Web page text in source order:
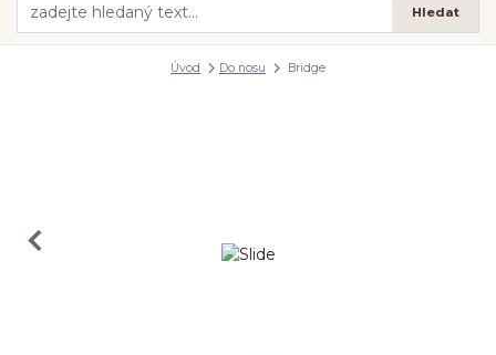
Hledat
Úvod Do nosu Bridge